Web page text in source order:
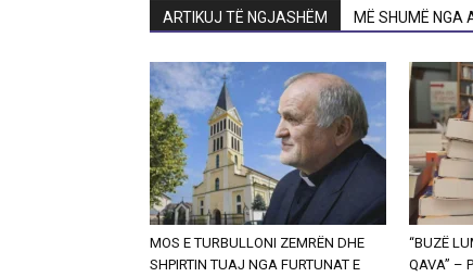
ARTIKUJ TË NGJASHËM MË SHUMË NGA
MOS E TURBULLONI ZEMRËN DHE
SHPIRTIN TUAJ NGA FURTUNAT E
“BUZË
QAVA” –